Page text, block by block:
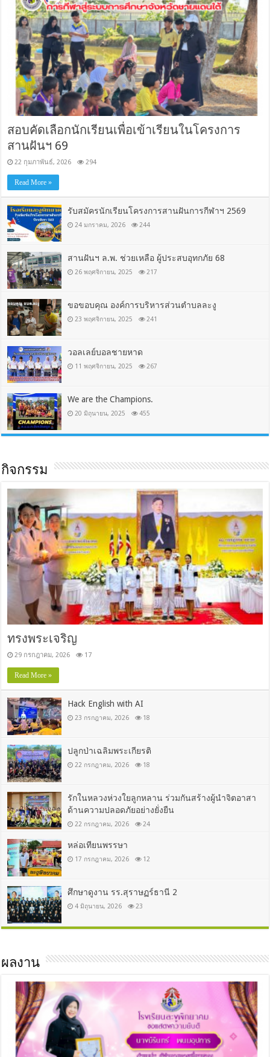
สอบคัดเลือกนักเรียนเพื่อเข้าเรียนในโครงการ
สานฝันฯ 69
22 กุมภาพันธ์, 2026 294
Read More »
รับสมัครนักเรียนโครงการสานฝันการกีฬาฯ 2569
24 มกราคม, 2026 244
สานฝันฯ ล.พ. ช่วยเหลือ ผู้ประสบอุทกภัย 68
26 พฤศจิกายน, 2025 217
ขอขอบคุณ องค์การบริหารส่วนตำบลละงู
23 พฤศจิกายน, 2025 241
วอลเลย์บอลชายหาด
11 พฤศจิกายน, 2025 267
We are the Champions.
20 มิถุนายน, 2025 455
กิจกรรม
ทรงพระเจริญ
29 กรกฎาคม, 2026 17
Read More »
Hack English with AI
23 กรกฎาคม, 2026 18
ปลูกป่าเฉลิมพระเกียรติ
22 กรกฎาคม, 2026 18
รักในหลวงห่วงใยลูกหลาน ร่วมกันสร้างผู้นำจิตอาสา
ด้านความปลอดภัยอย่างยั่งยืน
22 กรกฎาคม, 2026 24
หล่อเทียนพรรษา
17 กรกฎาคม, 2026 12
ศึกษาดูงาน รร.สุราษฏร์ธานี 2
4 มิถุนายน, 2026 23
ผลงาน